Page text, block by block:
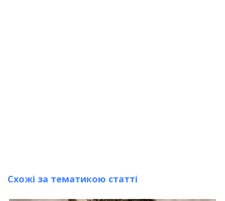
Схожі за тематикою статті